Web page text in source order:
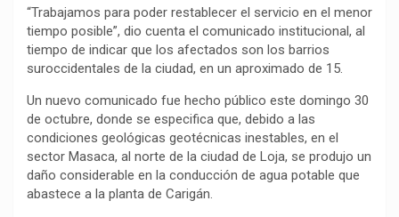
“Trabajamos para poder restablecer el servicio en el menor
tiempo posible”, dio cuenta el comunicado institucional, al
tiempo de indicar que los afectados son los barrios
suroccidentales de la ciudad, en un aproximado de 15.
Un nuevo comunicado fue hecho público este domingo 30
de octubre, donde se especifica que, debido a las
condiciones geológicas geotécnicas inestables, en el
sector Masaca, al norte de la ciudad de Loja, se produjo un
daño considerable en la conducción de agua potable que
abastece a la planta de Carigán.